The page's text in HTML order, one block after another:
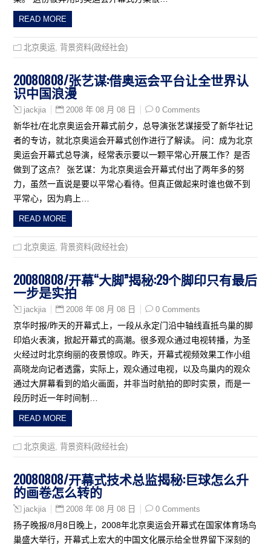
READ MORE
北京奥运 背景资料(政经社会)
20080808/张艺谋:借奥运会平台让全世界认
识中国浪漫
jackjia 2008 年 08 月 08 日 0 Comments
新华社/在北京奥运会开幕式前夕，总导演张艺谋接受了新华社记
者的专访，就北京奥运会开幕式创作进行了解读。 问：成为北京
奥运会开幕式总导演，经常表示要以一颗平常心开展工作？是否
做到了这点？ 张艺谋：为北京奥运会开幕式付出了两年多的努
力，虽然一直说是要以平常心看待。但真正做起来时谁也做不到
平常心，因为肩上…
READ MORE
北京奥运 背景资料(政经社会)
20080808/开幕“大脚”揭秘:29个脚印只有最后
一步是实拍
jackjia 2008 年 08 月 08 日 0 Comments
京华时报/昨天的开幕式上，一段从永定门沿中轴线直抵鸟巢的脚
印焰火表演，掀起开幕式的高潮。很多观众通过电视转播，为圣
火经过时北京绚丽的夜景惊叹。昨天，开幕式视频效果工作小组
高晓龙向记者透露，实际上，观众通过电视，以及鸟巢内的观众
通过大屏幕看到的焰火画面，并非当时航拍的即时实景，而是一
段历时近一年时间制…
READ MORE
北京奥运 背景资料(政经社会)
20080808/开幕式技术总监揭秘:巨球怎么升
的画卷怎么转的
jackjia 2008 年 08 月 08 日 0 Comments
扬子晚报/8月8日晚上，2008年北京奥运会开幕式在国家体育场鸟
巢盛大举行，开幕式上宏大的中国文化展示给全世界留下深刻的